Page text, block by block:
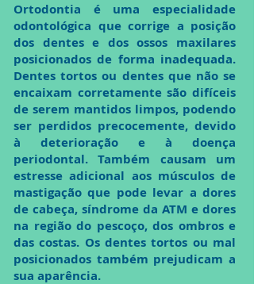
Ortodontia é uma especialidade
odontológica que corrige a posição
dos dentes e dos ossos maxilares
posicionados de forma inadequada.
Dentes tortos ou dentes que não se
encaixam corretamente são difíceis
de serem mantidos limpos, podendo
ser perdidos precocemente, devido
à deterioração e à doença
periodontal. Também causam um
estresse adicional aos músculos de
mastigação que pode levar a dores
de cabeça, síndrome da ATM e dores
na região do pescoço, dos ombros e
das costas. Os dentes tortos ou mal
posicionados também prejudicam a
sua aparência.